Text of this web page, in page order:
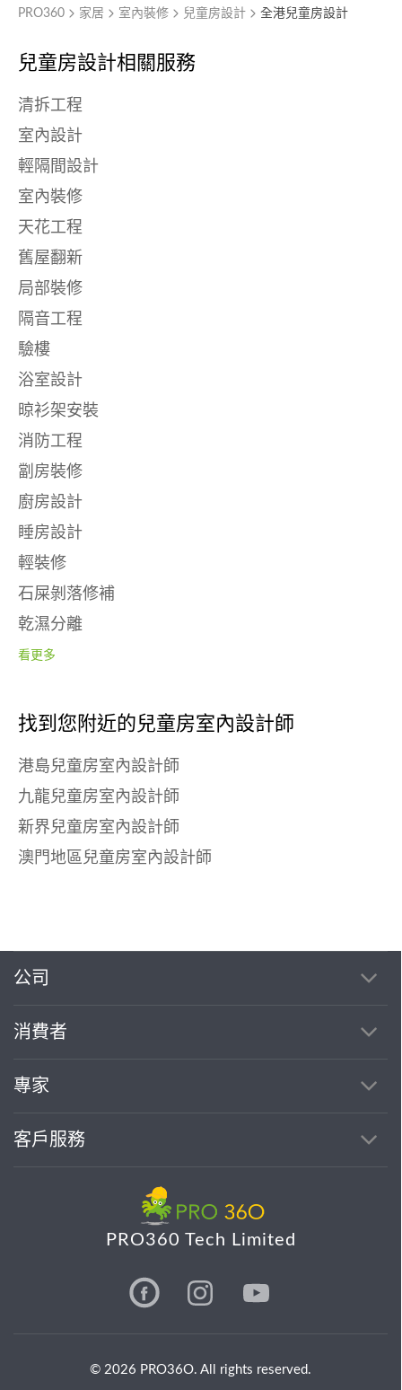
兒童房設計相關服務
清拆工程
室內設計
輕隔間設計
室內裝修
天花工程
舊屋翻新
局部裝修
隔音工程
驗樓
浴室設計
晾衫架安裝
消防工程
劏房裝修
廚房設計
睡房設計
輕裝修
石屎剝落修補
乾濕分離
看更多
找到您附近的兒童房室內設計師
港島兒童房室內設計師
九龍兒童房室內設計師
新界兒童房室內設計師
澳門地區兒童房室內設計師
PRO360 家居 室內裝修 兒童房設計 全港兒童房設計
公司
消費者
專家
客戶服務
PRO360 Tech Limited
© 2026 PRO36O. All rights reserved.